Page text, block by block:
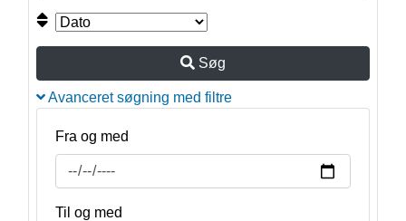
Søg
Avanceret søgning med filtre
Fra og med
Til og med